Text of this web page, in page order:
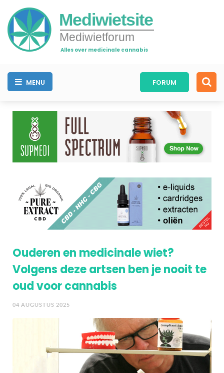
Mediwietsite
Mediwietforum
Alles over medicinale cannabis
MENU FORUM
Ouderen en medicinale wiet?
Volgens deze artsen ben je nooit te
oud voor cannabis
04 AUGUSTUS 2025